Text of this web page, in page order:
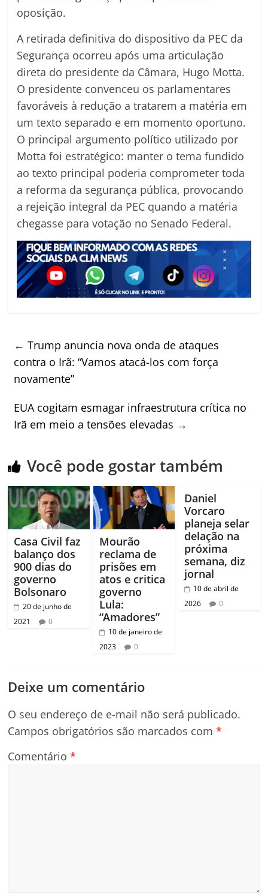
oposição.
A retirada definitiva do dispositivo da PEC da
Segurança ocorreu após uma articulação
direta do presidente da Câmara, Hugo Motta.
O presidente convenceu os parlamentares
favoráveis à redução a tratarem a matéria em
um texto separado e em momento oportuno.
O principal argumento político utilizado por
Motta foi estratégico: manter o tema fundido
ao texto principal poderia comprometer toda
a reforma da segurança pública, provocando
a rejeição integral da PEC quando a matéria
chegasse para votação no Senado Federal.
← Trump anuncia nova onda de ataques
contra o Irã: “Vamos atacá-los com força
novamente”
EUA cogitam esmagar infraestrutura crítica no
Irã em meio a tensões elevadas →
Você pode gostar também
Casa Civil faz
balanço dos
900 dias do
governo
Bolsonaro
20 de junho de
2021
0
Mourão
reclama de
prisões em
atos e critica
governo
Lula:
“Amadores”
10 de janeiro de
2023
0
Daniel
Vorcaro
planeja selar
delação na
próxima
semana, diz
jornal
10 de abril de
2026
0
Deixe um comentário
O seu endereço de e-mail não será publicado.
Campos obrigatórios são marcados com*
Comentário*